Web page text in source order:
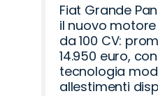
Fiat Grande
il nuovo
da 100 CV:
14.950 euro,
tecnologia
allestimenti